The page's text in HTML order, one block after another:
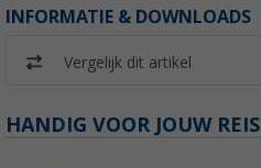
INFORMATIE & DOWNLOADS
Vergelijk dit artikel
HANDIG VOOR JOUW REIS